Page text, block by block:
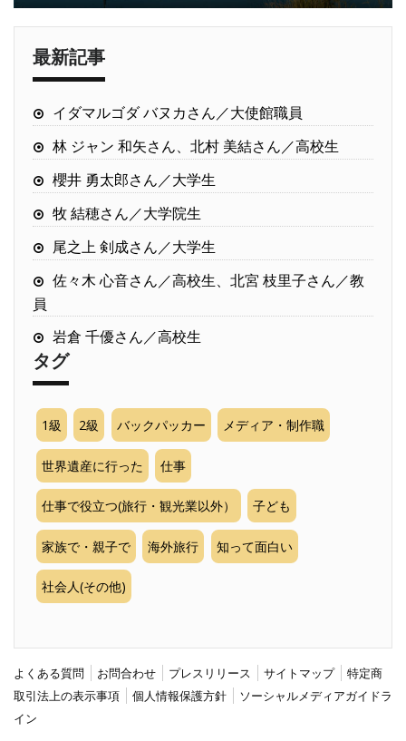
最新記事
イダマルゴダ バヌカさん／大使館職員
林 ジャン 和矢さん、北村 美結さん／高校生
櫻井 勇太郎さん／大学生
牧 結穂さん／大学院生
尾之上 剣成さん／大学生
佐々木 心音さん／高校生、北宮 枝里子さん／教
員
岩倉 千優さん／高校生
タグ
1級 2級 バックパッカー メディア・制作職
世界遺産に行った 仕事
仕事で役立つ(旅行・観光業以外） 子ども
家族で・親子で 海外旅行 知って面白い
社会人(その他)
よくある質問 お問合わせ プレスリリース サイトマップ
特定商
取引法上の表示事項
個人情報保護方針
ソーシャルメディアガイドラ
イン